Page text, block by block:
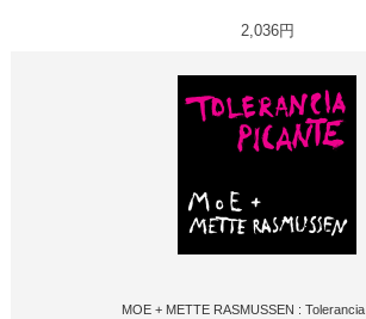
2,036円
MOE + METTE RASMUSSEN :